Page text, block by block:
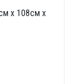
х 108см х